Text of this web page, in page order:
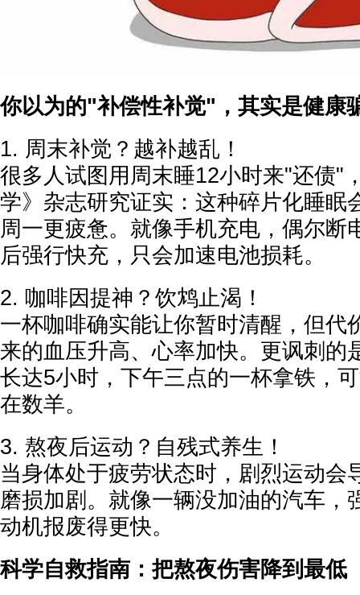
你以为的"补偿性补觉"，其实是健康
1. 周末补觉？越补越乱！
很多人试图用周末睡12小时来"还债"
学》杂志研究证实：这种碎片化睡眠
周一更疲惫。就像手机充电，偶尔断
后强行快充，只会加速电池损耗。
2. 咖啡因提神？饮鸩止渴！
一杯咖啡确实能让你暂时清醒，但代
来的血压升高、心率加快。更讽刺的
长达5小时，下午三点的一杯拿铁，
在数羊。
3. 熬夜后运动？自残式养生！
当身体处于疲劳状态时，剧烈运动会
磨损加剧。就像一辆没加油的汽车，
动机报废得更快。
科学自救指南：把熬夜伤害降到最低